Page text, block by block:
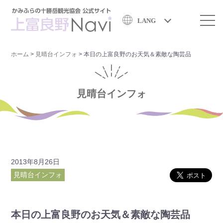
LANG
ホーム > 見晴台インフォ >本日の上富良野のお天気＆素敵な陶芸品
見晴台インフォ
2013年8月26日
見晴台インフォ
本日の上富良野のお天気＆素敵な陶芸品